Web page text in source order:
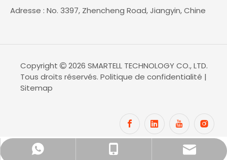
+ 86 18559133958
+86 - 13850118259
info@smartell.com
Adresse : No. 3397, Zhencheng Road, Jiangyin, Chine
Copyright  2026 SMARTELL TECHNOLOGY CO., LTD.
Tous droits réservés. Politique de confidentialité |
Sitemap